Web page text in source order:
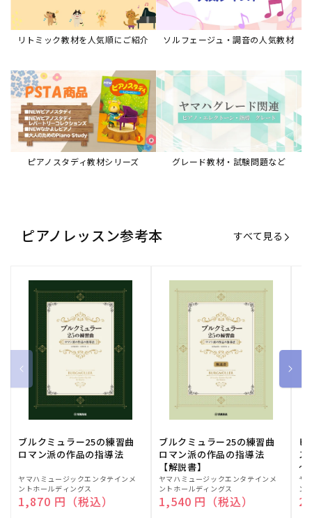
リトミック教材を人気順にご紹介 ソルフェージュ・調音の人気教材
ピアノスタディ教材シリーズ グレード教材・試験問題など
ピアノレッスン参考本 すべて見る
ブルクミュラー25の練習曲
ロマン派の作品の指導法
販
売
元:
ヤマハミュージックエンタテインメ
ントホールディングス
通常価格
1,870 円（税込）
ブルクミュラー25の練習曲
ロマン派の作品の指導法
【解説書】
販
売
元:
ヤマハミュージックエンタテインメ
ントホールディングス
通常価格
1,540 円（税込）
ピ
ス
～
販
売
元:
ヤ
ン